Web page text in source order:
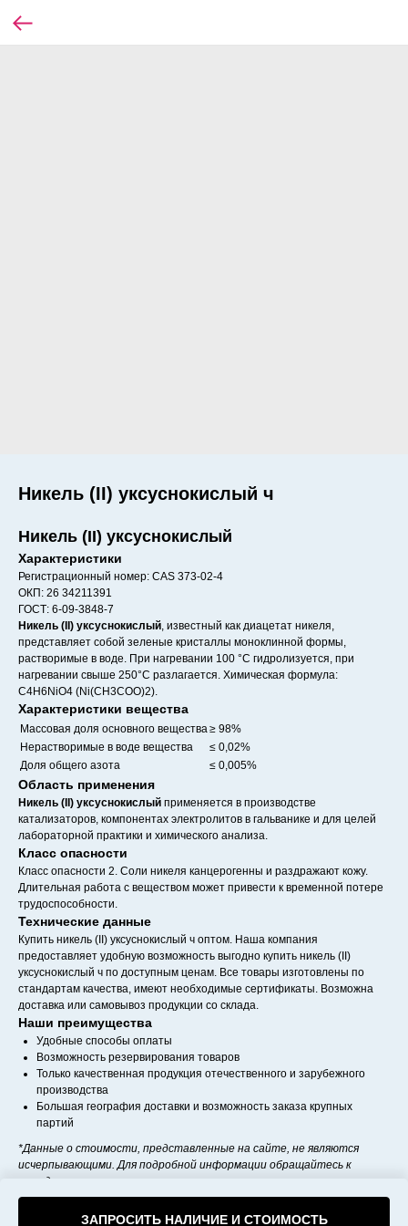
Никель (II) уксуснокислый ч
ЗАПРОСИТЬ НАЛИЧИЕ И СТОИМОСТЬ
Никель (II) уксуснокислый
Характеристики
Регистрационный номер: CAS 373-02-4
ОКП: 26 34211391
ГОСТ: 6-09-3848-7
Никель (II) уксуснокислый, известный как диацетат никеля,
представляет собой зеленые кристаллы моноклинной формы,
растворимые в воде. При нагревании 100 °С гидролизуется, при
нагревании свыше 250°С разлагается. Химическая формула:
C4H6NiO4 (Ni(CH3COO)2).
Характеристики вещества
Массовая доля основного вещества≥ 98%
Нерастворимые в воде вещества
≤ 0,02%
Доля общего азота
≤ 0,005%
Область применения
Никель (II) уксуснокислый применяется в производстве
катализаторов, компонентах электролитов в гальванике и для целей
лабораторной практики и химического анализа.
Класс опасности
Класс опасности 2. Соли никеля канцерогенны и раздражают кожу.
Длительная работа с веществом может привести к временной потере
трудоспособности.
Технические данные
Купить никель (II) уксуснокислый ч оптом. Наша компания
предоставляет удобную возможность выгодно купить никель (II)
уксуснокислый ч по доступным ценам. Все товары изготовлены по
стандартам качества, имеют необходимые сертификаты. Возможна
доставка или самовывоз продукции со склада.
Наши преимущества
Удобные способы оплаты
Возможность резервирования товаров
Только качественная продукция отечественного и зарубежного
производства
Большая география доставки и возможность заказа крупных
партий
*Данные о стоимости, представленные на сайте, не являются
исчерпывающими. Для подробной информации обращайтесь к
менеджерам компании.
```